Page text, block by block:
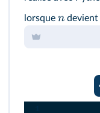
lorsque n devient